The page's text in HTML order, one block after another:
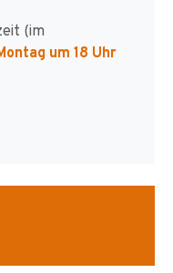
(im
um 18 Uhr